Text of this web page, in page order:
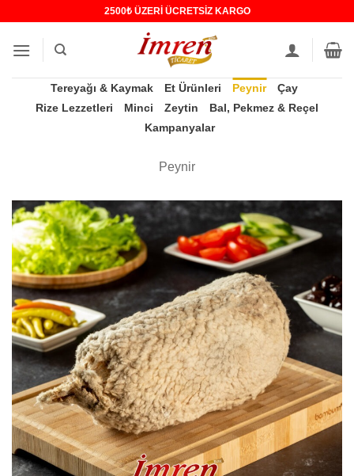
2500₺ ÜZERİ ÜCRETSİZ KARGO
Tereyağı & Kaymak Et Ürünleri Peynir
Çay
Rize Lezzetleri
Minci Zeytin
Bal, Pekmez & Reçel
Kampanyalar
Peynir